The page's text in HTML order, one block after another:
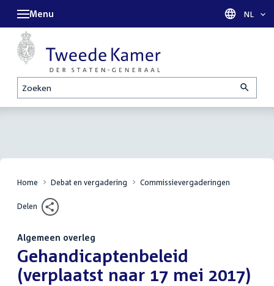
Zoeken
Menu Taal
NL
Home Debat en vergadering Commissievergaderingen
Delen
Algemeen overleg
:Gehandicaptenbeleid
(verplaatst naar 17 mei 2017)